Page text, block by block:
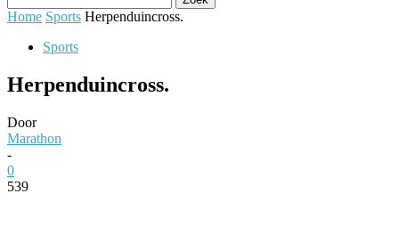
Home Sports Herpenduincross.
Sports
Herpenduincross.
Door
Marathon
-
0
539